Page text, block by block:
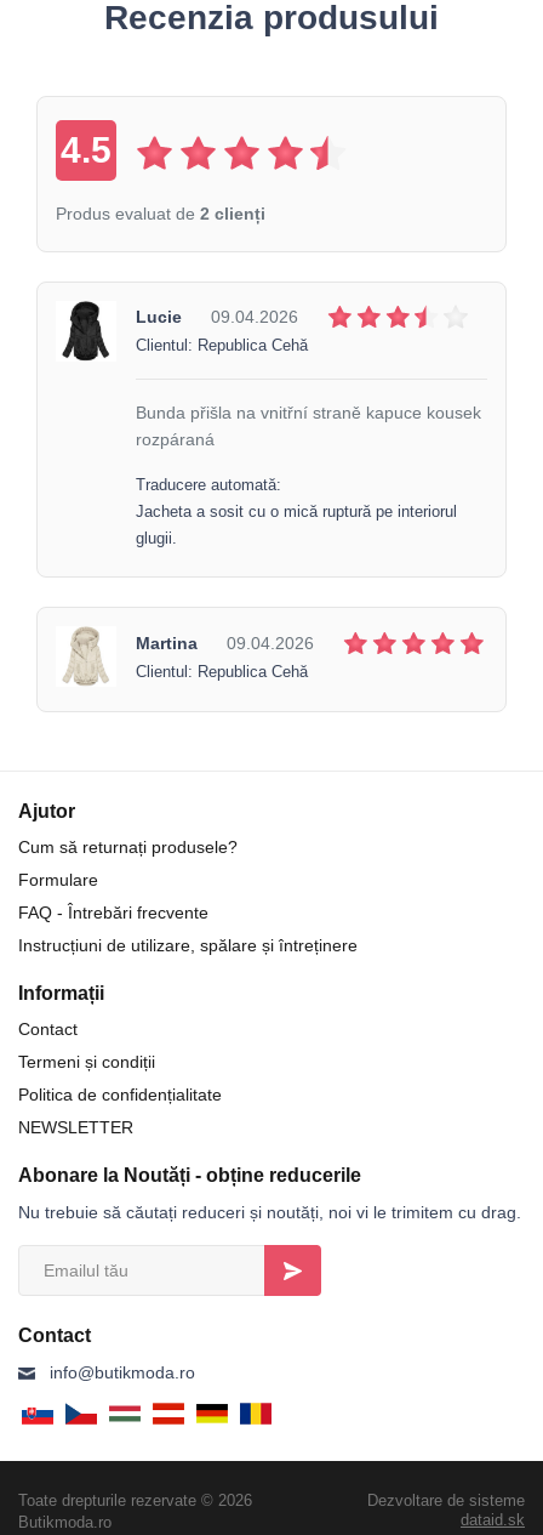
Recenzia produsului
4.5
Produs evaluat de 2 clienți
Lucie 09.04.2026
Clientul: Republica Cehă
Bunda přišla na vnitřní straně kapuce kousek
rozpáraná
Traducere automată:
Jacheta a sosit cu o mică ruptură pe interiorul
glugii.
Martina 09.04.2026
Clientul: Republica Cehă
Ajutor
Cum să returnați produsele?
Formulare
FAQ - Întrebări frecvente
Instrucțiuni de utilizare, spălare și întreținere
Informații
Contact
Termeni și condiții
Politica de confidențialitate
NEWSLETTER
Abonare la Noutăți - obține reducerile
Nu trebuie să căutați reduceri și noutăți, noi vi le trimitem cu drag.
Contact
info@butikmoda.ro
Toate drepturile rezervate © 2026
Butikmoda.ro
Dezvoltare de sisteme
dataid.sk